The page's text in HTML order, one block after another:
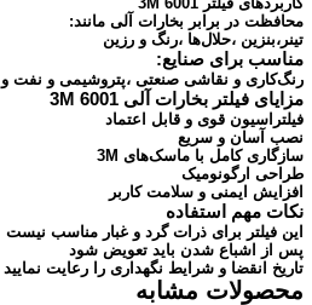
محافظت در برابر بخارات آلی مانند:
تینر،بنزین ،حلال‌ها ،رنگ و رزین
مناسب برای صنایع:
رنگ‌کاری و نقاشی صنعتی ،پتروشیمی و نفت و
مزایای فیلتر بخارات آلی 3M 6001
فیلتراسیون قوی و قابل اعتماد
نصب آسان و سریع
سازگاری کامل با ماسک‌های 3M
طراحی ارگونومیک
افزایش ایمنی و سلامت کاربر
نکات مهم استفاده
این فیلتر برای ذرات گرد و غبار مناسب نیست
پس از اشباع شدن باید تعویض شود
تاریخ انقضا و شرایط نگهداری را رعایت نمایید
محصولات مشابه